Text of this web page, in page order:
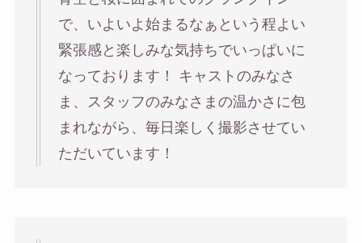
で、いよいよ始まるなぁという程よい
緊張感と楽しみな気持ちでいっぱいに
なっております！ キャストのみなさ
ま、スタッフのみなさまの温かさに包
まれながら、毎日楽しく撮影させてい
ただいています！